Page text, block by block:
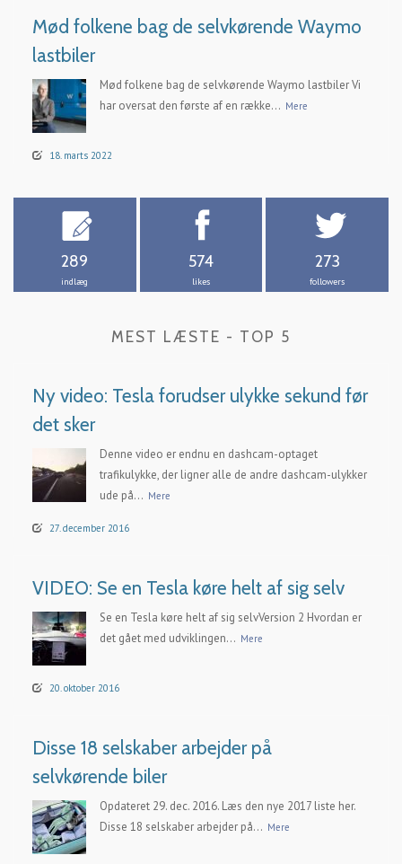
Mød folkene bag de selvkørende Waymo
lastbiler
Mød folkene bag de selvkørende Waymo lastbiler Vi
har oversat den første af en række... Mere
18. marts 2022
289
indlæg
574
likes
273
followers
MEST LÆSTE - TOP 5
Ny video: Tesla forudser ulykke sekund før
det sker
Denne video er endnu en dashcam-optaget
trafikulykke, der ligner alle de andre dashcam-ulykker
ude på... Mere
27. december 2016
VIDEO: Se en Tesla køre helt af sig selv
Se en Tesla køre helt af sig selvVersion 2 Hvordan er
det gået med udviklingen... Mere
20. oktober 2016
Disse 18 selskaber arbejder på
selvkørende biler
Opdateret 29. dec. 2016. Læs den nye 2017 liste her.
Disse 18 selskaber arbejder på... Mere